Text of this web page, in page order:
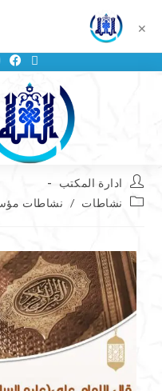
ادارة المكتب
نشاطات / نشاطات
✕